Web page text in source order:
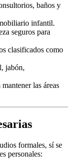
baños y
infantil.
seguros para
clasificados como
jabón,
las áreas
formales, sí se
personales: